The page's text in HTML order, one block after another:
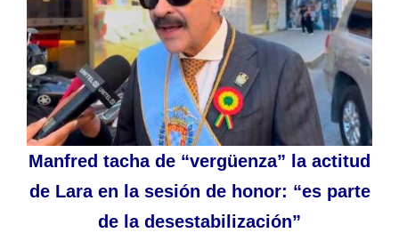
Manfred tacha de “vergüenza” la actitud
de Lara en la sesión de honor: “es parte
de la desestabilización”